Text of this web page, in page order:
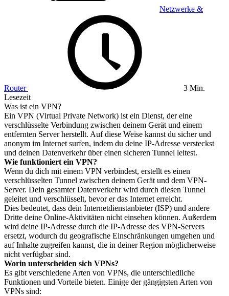
Netzwerke &
Router
3 Min.
Lesezeit
Was ist ein VPN?
Ein VPN (Virtual Private Network) ist ein Dienst, der eine
verschlüsselte Verbindung zwischen deinem Gerät und einem
entfernten Server herstellt. Auf diese Weise kannst du sicher und
anonym im Internet surfen, indem du deine IP-Adresse versteckst
und deinen Datenverkehr über einen sicheren Tunnel leitest.
Wie funktioniert ein VPN?
Wenn du dich mit einem VPN verbindest, erstellt es einen
verschlüsselten Tunnel zwischen deinem Gerät und dem VPN-
Server. Dein gesamter Datenverkehr wird durch diesen Tunnel
geleitet und verschlüsselt, bevor er das Internet erreicht.
Dies bedeutet, dass dein Internetdienstanbieter (ISP) und andere
Dritte deine Online-Aktivitäten nicht einsehen können. Außerdem
wird deine IP-Adresse durch die IP-Adresse des VPN-Servers
ersetzt, wodurch du geografische Einschränkungen umgehen und
auf Inhalte zugreifen kannst, die in deiner Region möglicherweise
nicht verfügbar sind.
Worin unterscheiden sich VPNs?
Es gibt verschiedene Arten von VPNs, die unterschiedliche
Funktionen und Vorteile bieten. Einige der gängigsten Arten von
VPNs sind: